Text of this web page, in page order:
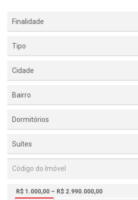
Finalidade
Tipo
Cidade
Bairro
Dormitórios
Suítes
R$ 1.000,00 – R$ 2.990.000,00